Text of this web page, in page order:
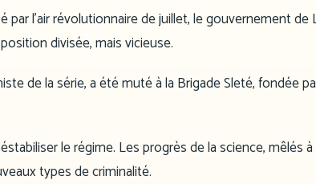
par l’air révolutionnaire de juillet, le gouvernement de
divisée, mais vicieuse.
de la série, a été muté à la Brigade Sleté, fondée
le régime. Les progrès de la science, mêlés à
types de criminalité.